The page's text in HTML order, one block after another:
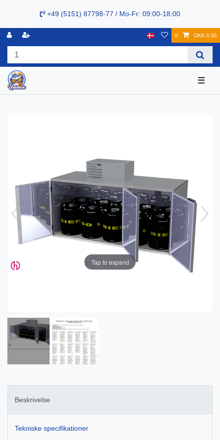
+49 (5151) 87798-77 / Mo-Fr: 09:00-18:00
0 DKK 0.00
☰
Tap to expand
Beskrivelse
Tekniske specifikationer